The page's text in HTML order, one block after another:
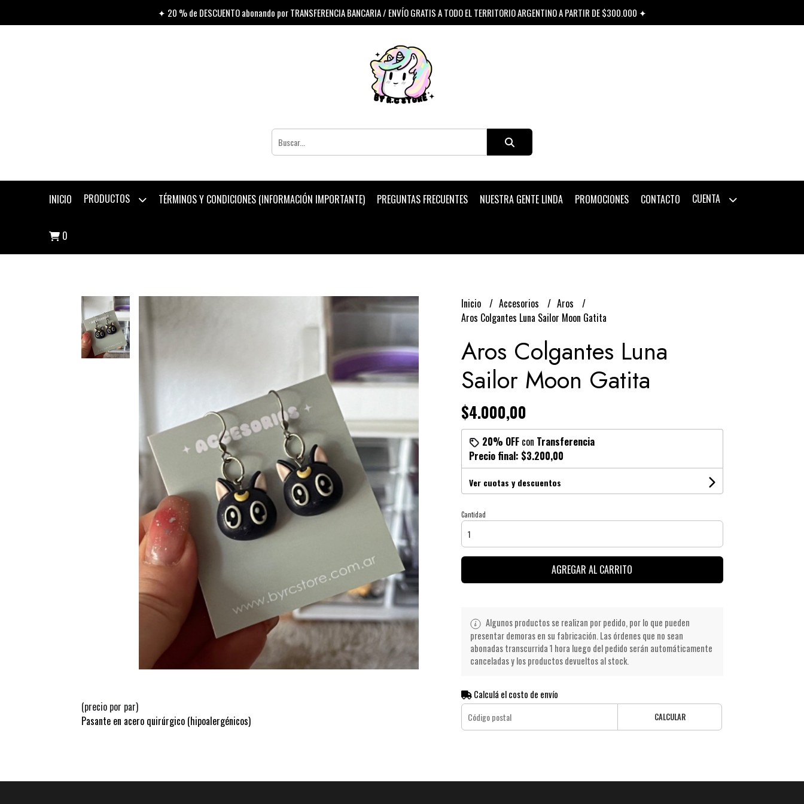
✦ 20 % de DESCUENTO abonando por TRANSFERENCIA BANCARIA / ENVÍO GRATIS A TODO EL TERRITORIO ARGENTINO A PARTIR DE $300.000 ✦
INICIO PRODUCTOS TÉRMINOS Y CONDICIONES (INFORMACIÓN IMPORTANTE) PREGUNTAS FRECUENTES NUESTRA GENTE LINDA PROMOCIONES CONTACTO CUENTA
0
(precio por par)
Pasante en acero quirúrgico (hipoalergénicos)
Inicio Accesorios
Aros
Aros Colgantes Luna Sailor Moon Gatita
Aros Colgantes Luna
Sailor Moon Gatita
$4.000,00
20% OFFcon Transferencia
Precio final: $3.200,00
Ver cuotas y descuentos
Cantidad
AGREGAR AL CARRITO
Algunos productos se realizan por pedido, por lo que pueden
presentar demoras en su fabricación. Las órdenes que no sean
abonadas transcurrida 1 hora luego del pedido serán automáticamente
canceladas y los productos devueltos al stock.
Calculá el costo de envío
CALCULAR